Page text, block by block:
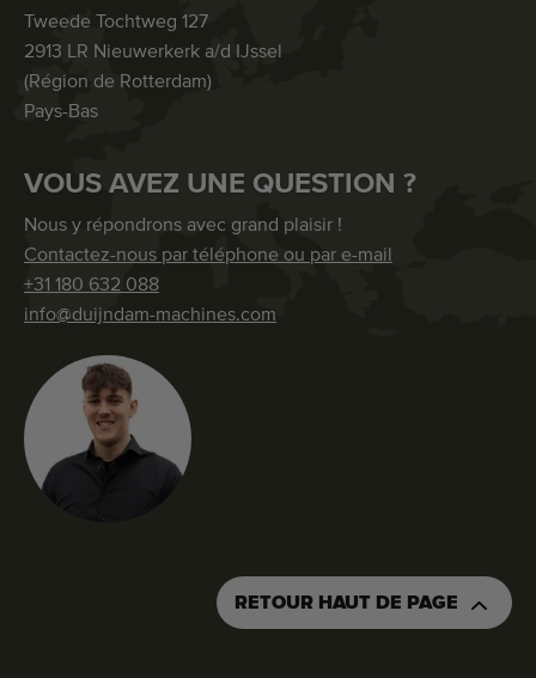
Tweede Tochtweg 127
2913 LR Nieuwerkerk a/d IJssel
(Région de Rotterdam)
Pays-Bas
VOUS AVEZ UNE QUESTION ?
Nous y répondrons avec grand plaisir !
Contactez-nous par téléphone ou par e-mail
+31 180 632 088
info@duijndam-machines.com
RETOUR HAUT DE PAGE